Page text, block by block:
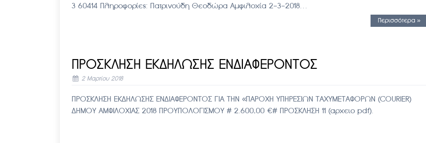
3 60414 Πληροφορίες: Πατρινούδη Θεοδώρα Αμφιλοχία 2-3-2018…
Περισσότερα »
ΠΡΟΣΚΛΗΣΗ ΕΚΔΗΛΩΣΗΣ ΕΝΔΙΑΦΕΡΟΝΤΟΣ
2 Μαρτίου 2018
ΠΡΟΣΚΛΗΣΗ ΕΚΔΗΛΩΣΗΣ ΕΝΔΙΑΦΕΡΟΝΤΟΣ ΓΙΑ ΤΗΝ «ΠΑΡΟΧΗ ΥΠΗΡΕΣΙΩΝ ΤΑΧΥΜΕΤΑΦΟΡΩΝ (COURIER)
ΔΗΜΟΥ ΑΜΦΙΛΟΧΙΑΣ 2018 ΠΡΟΥΠΟΛΟΓΙΣΜΟΥ # 2.600,00 €# ΠΡΟΣΚΛΗΣΗ 11 (αρχειο pdf).